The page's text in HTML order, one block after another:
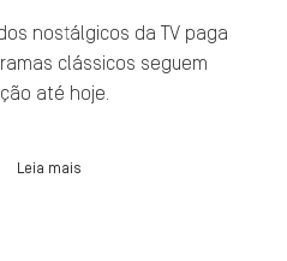
nostálgicos da TV paga
clássicos seguem
até hoje.
Leia mais